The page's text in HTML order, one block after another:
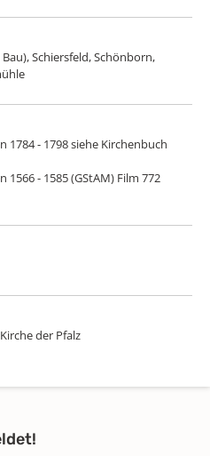
Schiersfeld, Schönborn,
1784 - 1798 siehe Kirchenbuch
- 1585 (GStAM) Film 772
der Pfalz